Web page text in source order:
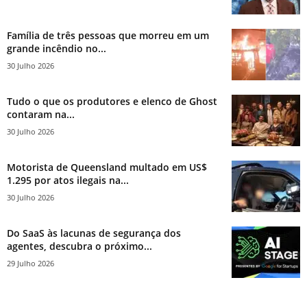
Família de três pessoas que morreu em um
grande incêndio no...
30 Julho 2026
Tudo o que os produtores e elenco de Ghost
contaram na...
30 Julho 2026
Motorista de Queensland multado em US$
1.295 por atos ilegais na...
30 Julho 2026
Do SaaS às lacunas de segurança dos
agentes, descubra o próximo...
29 Julho 2026